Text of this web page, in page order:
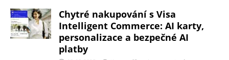
Chytré nakupování s Visa
Intelligent Commerce: AI karty,
personalizace a bezpečné AI
platby